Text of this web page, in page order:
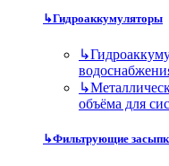
↳Гидроаккумуляторы
↳
↳
объёма для
↳Фильтрующие